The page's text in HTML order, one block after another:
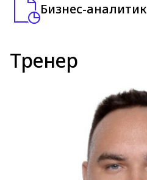
Бизнес-аналитик
Тренер